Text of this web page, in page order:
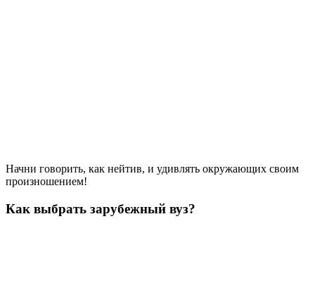
Начни говорить, как нейтив, и удивлять окружающих своим
произношением!
Как выбрать зарубежный вуз?